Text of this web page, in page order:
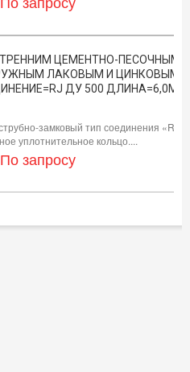
ЦЕМЕНТНО-ПЕСОЧНЫМ
ЛАКОВЫМ И ЦИНКОВЫМ
ДУ 500 ДЛИНА=6,0М
замковый тип соединения «RJ»
уплотнительное кольцо....
По запросу